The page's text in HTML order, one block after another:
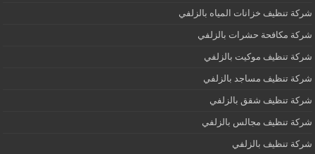
شركة تنظيف خزانات المياه بالزلفي
شركة مكافحة حشرات بالزلفي
شركة تنظيف موكيت بالزلفي
شركة تنظيف مساجد بالزلفي
شركة تنظيف شقق بالزلفي
شركة تنظيف مجالس بالزلفي
شركة تنظيف بالزلفي